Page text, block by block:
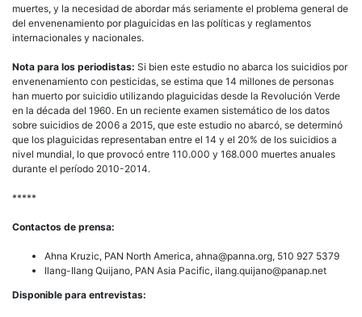
muertes, y la necesidad de abordar más seriamente el problema general de
del envenenamiento por plaguicidas en las políticas y reglamentos
internacionales y nacionales.
Nota para los periodistas: Si bien este estudio no abarca los suicidios por
envenenamiento con pesticidas, se estima que 14 millones de personas
han muerto por suicidio utilizando plaguicidas desde la Revolución Verde
en la década del 1960. En un reciente examen sistemático de los datos
sobre suicidios de 2006 a 2015, que este estudio no abarcó, se determinó
que los plaguicidas representaban entre el 14 y el 20% de los suicidios a
nivel mundial, lo que provocó entre 110.000 y 168.000 muertes anuales
durante el período 2010-2014.
*****
Contactos de prensa:
Ahna Kruzic, PAN North America, ahna@panna.org, 510 927 5379
Ilang-Ilang Quijano, PAN Asia Pacific, ilang.quijano@panap.net
Disponible para entrevistas: